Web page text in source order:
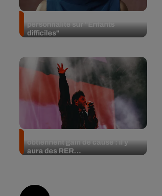
personnalité sur "Enfants
difficiles"
obtiennent gain de cause : il y
aura des RER...